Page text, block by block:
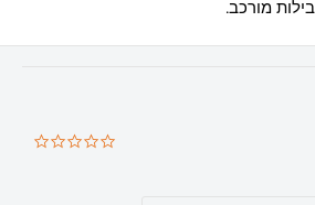
מורכב.